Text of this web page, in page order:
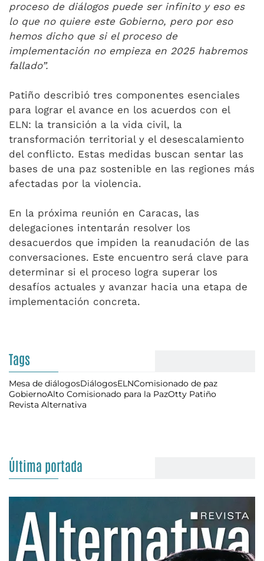
proceso de diálogos puede ser infinito y eso es
lo que no quiere este Gobierno, pero por eso
hemos dicho que si el proceso de
implementación no empieza en 2025 habremos
fallado”.
Patiño describió tres componentes esenciales
para lograr el avance en los acuerdos con el
ELN: la transición a la vida civil, la
transformación territorial y el desescalamiento
del conflicto. Estas medidas buscan sentar las
bases de una paz sostenible en las regiones más
afectadas por la violencia.
En la próxima reunión en Caracas, las
delegaciones intentarán resolver los
desacuerdos que impiden la reanudación de las
conversaciones. Este encuentro será clave para
determinar si el proceso logra superar los
desafíos actuales y avanzar hacia una etapa de
implementación concreta.
Tags
Mesa de diálogosDiálogosELNComisionado de paz
GobiernoAlto Comisionado para la PazOtty Patiño
Revista Alternativa
Última portada